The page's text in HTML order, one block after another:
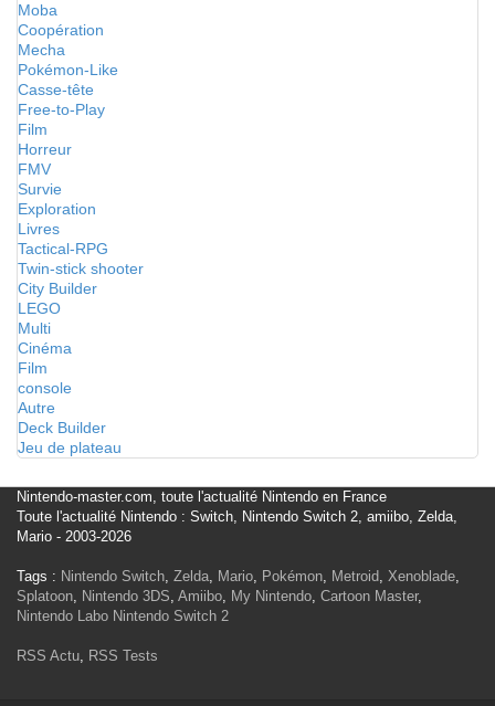
Moba
Coopération
Mecha
Pokémon-Like
Casse-tête
Free-to-Play
Film
Horreur
FMV
Survie
Exploration
Livres
Tactical-RPG
Twin-stick shooter
City Builder
LEGO
Multi
Cinéma
Film
console
Autre
Deck Builder
Jeu de plateau
Nintendo-master.com, toute l'actualité Nintendo en France
Toute l'actualité Nintendo : Switch, Nintendo Switch 2, amiibo, Zelda,
Mario - 2003-2026
Tags : Nintendo Switch, Zelda, Mario, Pokémon, Metroid, Xenoblade,
Splatoon, Nintendo 3DS, Amiibo, My Nintendo, Cartoon Master,
Nintendo Labo Nintendo Switch 2
RSS Actu, RSS Tests